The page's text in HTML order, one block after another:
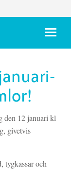
Meny
den 12 januari kl
givetvis
tygkassar och